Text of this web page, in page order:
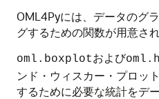
OML4Pyには、データのグ
グするための関数が用意され
oml.boxplotおよび
ンド・ウィスカー・プロッ
するために必要な統計をデ